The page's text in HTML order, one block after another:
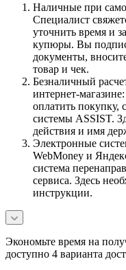
Наличные при
Специалист
уточнить время и
купюры. Вы
документы,
товар и чек.
Безналичный
интернет-
оплатить покупку,
системы ASSIST.
действия и имя
Электронные
WebMoney и
система
сервиса. Здесь
инструкции.
Экономьте время на
доступно 4 варианта